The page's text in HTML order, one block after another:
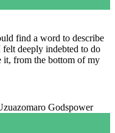
find a word to describe
felt deeply indebted to do
it, from the bottom of my
Godspower